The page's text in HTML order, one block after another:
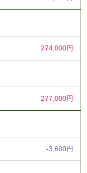
274,000円
277,000円
-3,600円